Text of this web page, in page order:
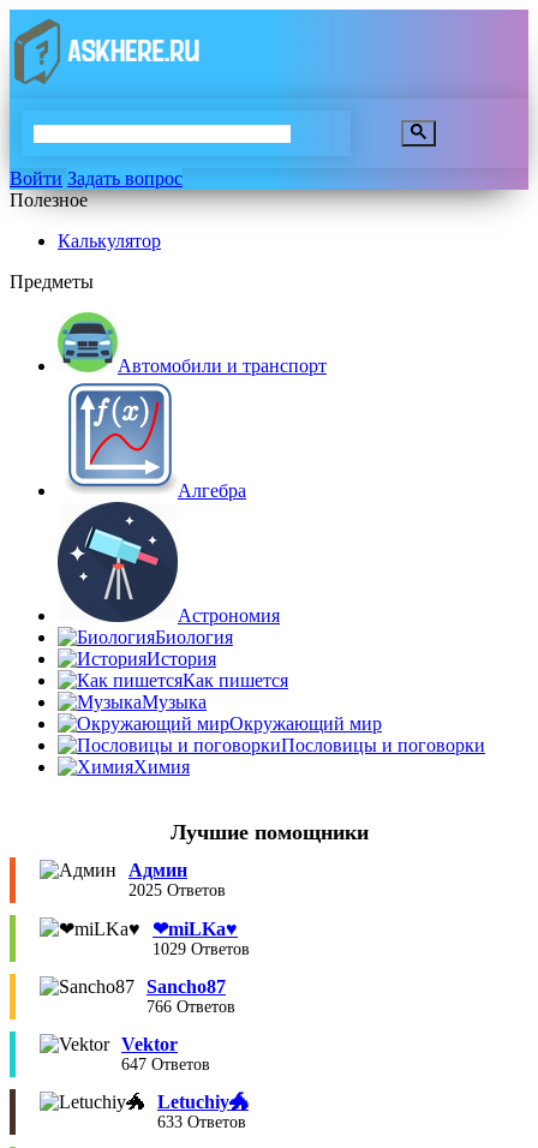
Войти Задать вопрос
Полезное
Калькулятор
Предметы
Автомобили и транспорт
Алгебра
Астрономия
Биология
История
Как пишется
Музыка
Окружающий мир
Пословицы и поговорки
Химия
Лучшие помощники
Админ
2025 Ответов
❤︎miLKa♥︎
1029 Ответов
Sancho87
766 Ответов
Vektor
647 Ответов
Letuchiy🐲
633 Ответов